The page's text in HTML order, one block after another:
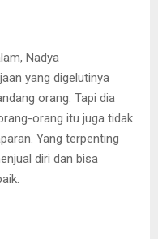
Nadya
yang digelutinya
orang. Tapi dia
orang itu juga tidak
Yang terpenting
diri dan bisa